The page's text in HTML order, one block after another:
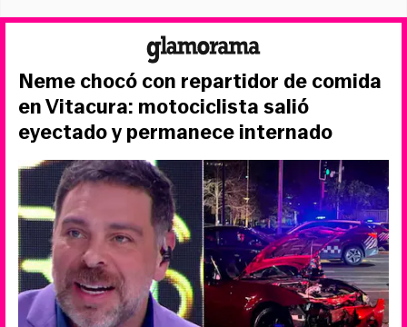
Neme chocó con repartidor de comida
en Vitacura: motociclista salió
eyectado y permanece internado